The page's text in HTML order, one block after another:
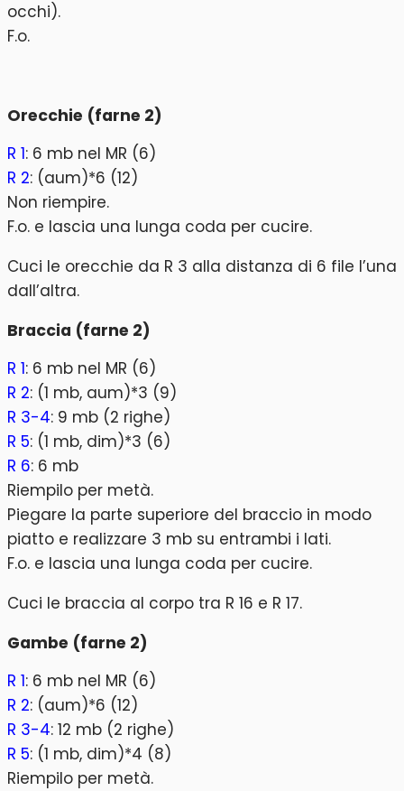
occhi).
F.o.
Orecchie (farne 2)
R 1: 6 mb nel MR (6)
R 2: (aum)*6 (12)
Non riempire.
F.o. e lascia una lunga coda per cucire.
Cuci le orecchie da R 3 alla distanza di 6 file l’una
dall’altra.
Braccia (farne 2)
R 1: 6 mb nel MR (6)
R 2: (1 mb, aum)*3 (9)
R 3-4: 9 mb (2 righe)
R 5: (1 mb, dim)*3 (6)
R 6: 6 mb
Riempilo per metà.
Piegare la parte superiore del braccio in modo
piatto e realizzare 3 mb su entrambi i lati.
F.o. e lascia una lunga coda per cucire.
Cuci le braccia al corpo tra R 16 e R 17.
Gambe (farne 2)
R 1: 6 mb nel MR (6)
R 2: (aum)*6 (12)
R 3-4: 12 mb (2 righe)
R 5: (1 mb, dim)*4 (8)
Riempilo per metà.